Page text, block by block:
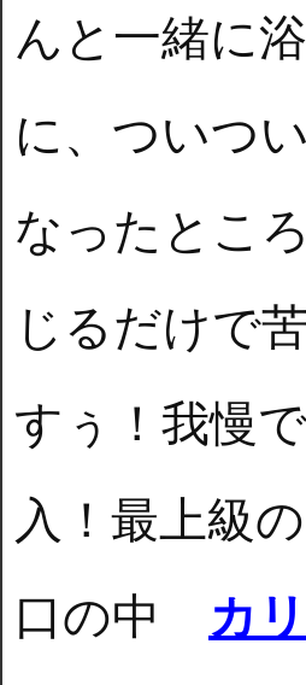
んと一緒に
に、ついつ
なったとこ
じるだけで
すぅ！我慢
入！最上級
口の中 カ